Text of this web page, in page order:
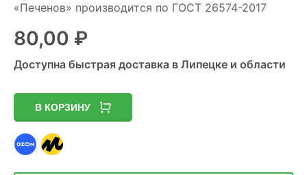
«Печенов» производится по ГОСТ 26574-2017
80,00 ₽
Доступна быстрая доставка в Липецке и области
В КОРЗИНУ